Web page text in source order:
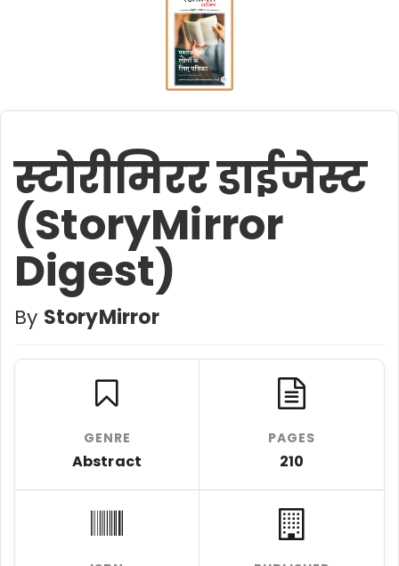
स्टोरीमिरर डाईजेस्ट
(StoryMirror
Digest)
By StoryMirror
GENRE
Abstract
PAGES
210